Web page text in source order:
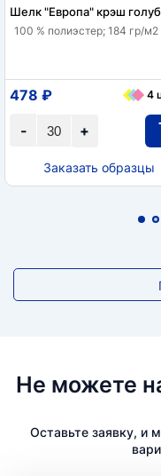
Шелк "Европа" крэш
100 % полиэстер; 184 гр/м2
+
-
478 ₽ 4
Заказать образцы
Не можете
Оставьте заявку, и